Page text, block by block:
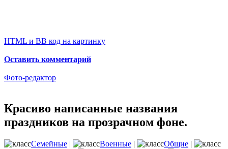
HTML и BB код на картинку
Оставить комментарий
Фото-редактор
Красиво написанные названия
праздников на прозрачном фоне.
Семейные | Военные | Общие |